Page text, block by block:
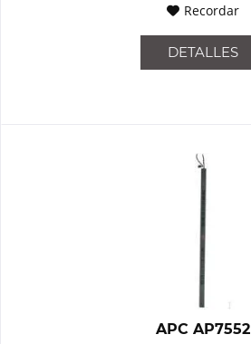
Recordar
DETALLES
APC AP7552